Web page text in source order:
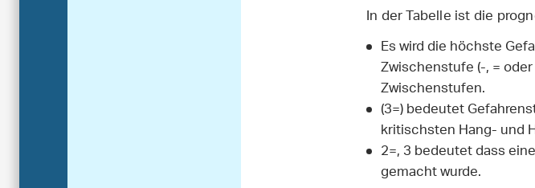
In der Tabelle ist die
Es wird die höchste
Zwischenstufe (-, =
Zwischenstufen.
(3=) bedeutet
kritischsten Hang- und
2=, 3 bedeutet dass
gemacht wurde.